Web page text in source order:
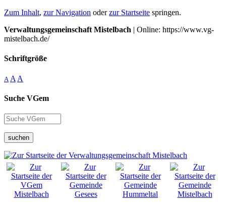
Zum Inhalt, zur Navigation oderzur Startseite springen.
Verwaltungsgemeinschaft Mistelbach | Online: https://www.vg-
mistelbach.de/
Schriftgröße
A A A
Suche VGem
suchen